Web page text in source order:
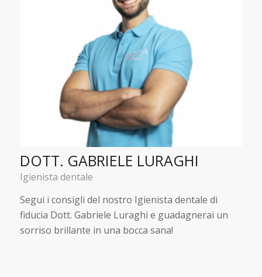
DOTT. GABRIELE LURAGHI
Igienista dentale
Segui i consigli del nostro Igienista dentale di
fiducia Dott. Gabriele Luraghi e guadagnerai un
sorriso brillante in una bocca sana!